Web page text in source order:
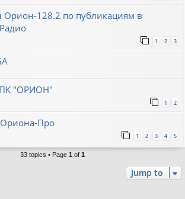
Орион-128.2 по публикациям в
1 2 3
"ОРИОН"
1 2
Про
1 2 3 4 5
33 topics • Page 1 of 1
Jump to